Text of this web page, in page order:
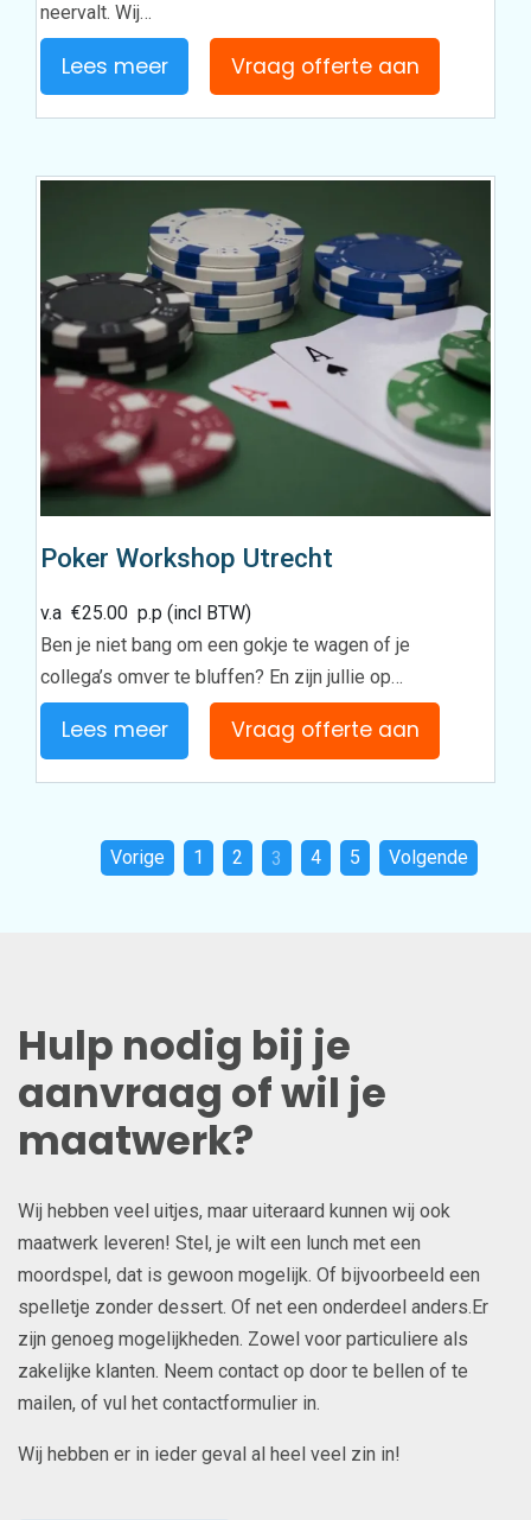
neervalt. Wij…
Lees meer Vraag offerte aan
Poker Workshop Utrecht
v.a€25.00 p.p (incl BTW)
Ben je niet bang om een gokje te wagen of je
collega’s omver te bluffen? En zijn jullie op…
Lees meer Vraag offerte aan
Vorige 1 2 3 4 5 Volgende
Hulp nodig bij je
aanvraag of wil je
maatwerk?
Wij hebben veel uitjes, maar uiteraard kunnen wij ook
maatwerk leveren! Stel, je wilt een lunch met een
moordspel, dat is gewoon mogelijk. Of bijvoorbeeld een
spelletje zonder dessert. Of net een onderdeel anders.Er
zijn genoeg mogelijkheden. Zowel voor particuliere als
zakelijke klanten. Neem contact op door te bellen of te
mailen, of vul het contactformulier in.
Wij hebben er in ieder geval al heel veel zin in!